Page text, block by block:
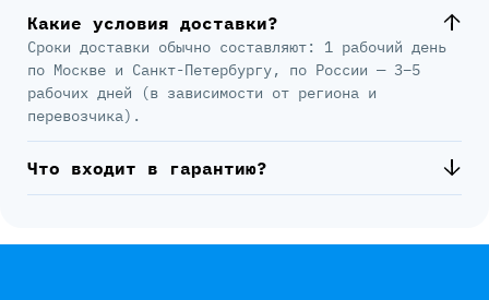
Какие условия доставки?
Сроки доставки обычно составляют: 1 рабочий день
по Москве и Санкт-Петербургу, по России — 3–5
рабочих дней (в зависимости от региона и
перевозчика).
Что входит в гарантию?